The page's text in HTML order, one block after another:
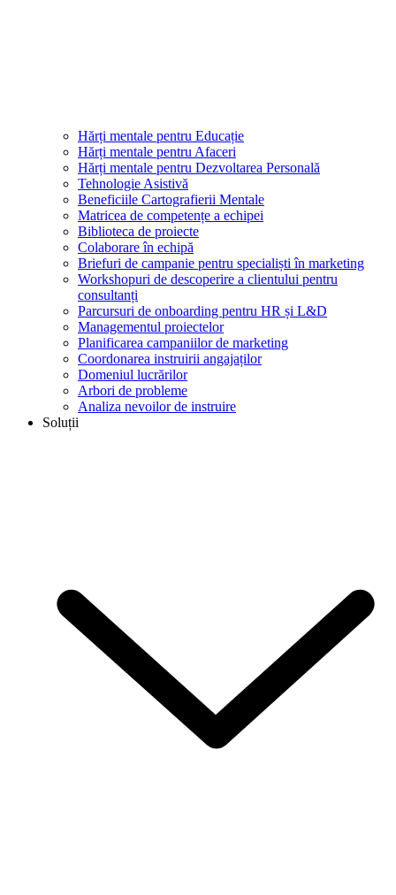
Hărți mentale pentru Educație
Hărți mentale pentru Afaceri
Hărți mentale pentru Dezvoltarea Personală
Tehnologie Asistivă
Beneficiile Cartografierii Mentale
Matricea de competențe a echipei
Biblioteca de proiecte
Colaborare în echipă
Briefuri de campanie pentru specialiști în marketing
Workshopuri de descoperire a clientului pentru
consultanți
Parcursuri de onboarding pentru HR și L&D
Managementul proiectelor
Planificarea campaniilor de marketing
Coordonarea instruirii angajaților
Domeniul lucrărilor
Arbori de probleme
Analiza nevoilor de instruire
Soluții